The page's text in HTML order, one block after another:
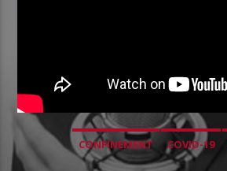
CONFINEMENT COVID-19